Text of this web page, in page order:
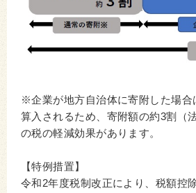
※企業が地方自治体に寄附した場合
算入されるため、寄附額の約3割（
の税の軽減効果があります。
【特例措置】
令和2年度税制改正により、税額控